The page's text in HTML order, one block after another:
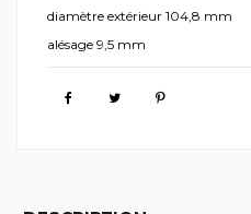
diamètre extérieur 104,8 mm
alésage 9,5 mm